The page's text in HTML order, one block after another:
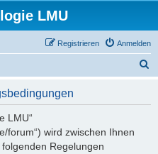
LMU
Anmelden
Registrieren
LMU“
forum“) wird zwischen Ihnen
Regelungen